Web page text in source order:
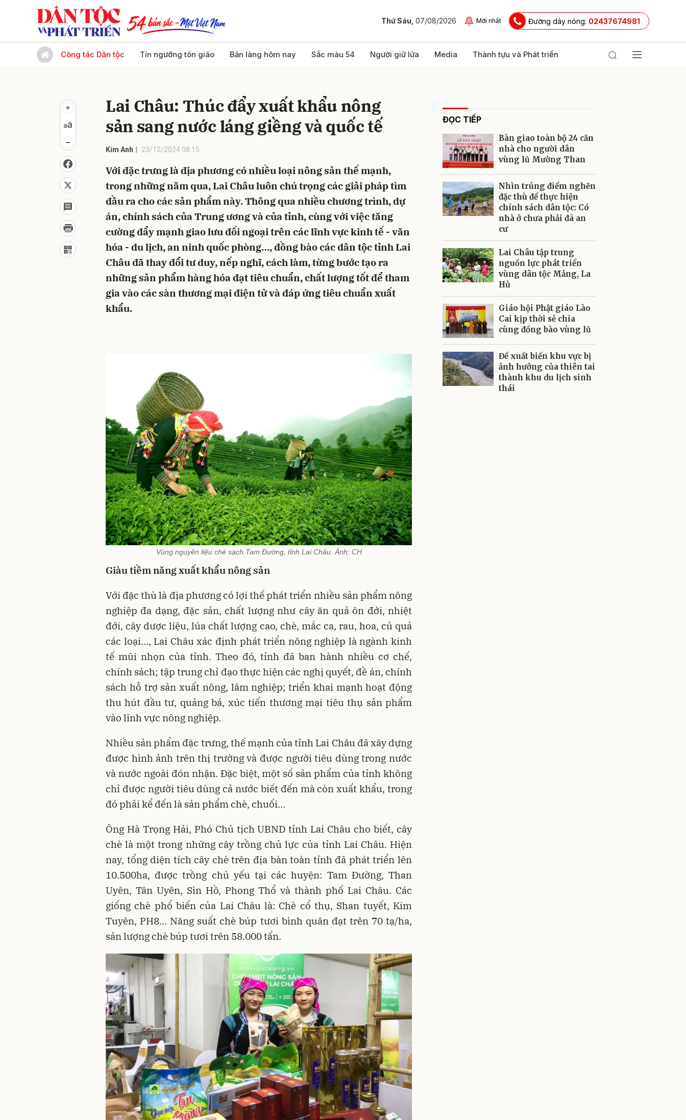
Thứ Sáu, 07/08/2026 Mới nhất Đường dây nóng: 02437674981
Công tác Dân tộc Tín ngưỡng tôn giáo Bản làng hôm nay Sắc màu 54 Người giữ lửa Media Thành tựu và Phát triển
Lai Châu: Thúc đẩy xuất khẩu nông
sản sang nước láng giềng và quốc tế
Kim Anh 23/12/2024 08:15
Với đặc trưng là địa phương có nhiều loại nông sản thế mạnh,
trong những năm qua, Lai Châu luôn chú trọng các giải pháp tìm
đầu ra cho các sản phẩm này. Thông qua nhiều chương trình, dự
án, chính sách của Trung ương và của tỉnh, cùng với việc tăng
cường đẩy mạnh giao lưu đối ngoại trên các lĩnh vực kinh tế - văn
hóa - du lịch, an ninh quốc phòng…, đồng bào các dân tộc tỉnh Lai
Châu đã thay đổi tư duy, nếp nghĩ, cách làm, từng bước tạo ra
những sản phẩm hàng hóa đạt tiêu chuẩn, chất lượng tốt để tham
gia vào các sàn thương mại điện tử và đáp ứng tiêu chuẩn xuất
khẩu.
Vùng nguyên liệu chè sạch Tam Đường, tỉnh Lai Châu. Ảnh: CH
Giàu tiềm năng xuất khẩu nông sản
Với đặc thù là địa phương có lợi thế phát triển nhiều sản phẩm nông
nghiệp đa dạng, đặc sản, chất lượng như cây ăn quả ôn đới, nhiệt
đới, cây dược liệu, lúa chất lượng cao, chè, mắc ca, rau, hoa, củ quả
các loại…, Lai Châu xác định phát triển nông nghiệp là ngành kinh
tế mũi nhọn của tỉnh. Theo đó, tỉnh đã ban hành nhiều cơ chế,
chính sách; tập trung chỉ đạo thực hiện các nghị quyết, đề án, chính
sách hỗ trợ sản xuất nông, lâm nghiệp; triển khai mạnh hoạt động
thu hút đầu tư, quảng bá, xúc tiến thương mại tiêu thụ sản phẩm
vào lĩnh vực nông nghiệp.
Nhiều sản phẩm đặc trưng, thế mạnh của tỉnh Lai Châu đã xây dựng
được hình ảnh trên thị trường và được người tiêu dùng trong nước
và nước ngoài đón nhận. Đặc biệt, một số sản phẩm của tỉnh không
chỉ được người tiêu dùng cả nước biết đến mà còn xuất khẩu, trong
đó phải kể đến là sản phẩm chè, chuối…
Ông Hà Trọng Hải, Phó Chủ tịch UBND tỉnh Lai Châu cho biết, cây
chè là một trong những cây trồng chủ lực của tỉnh Lai Châu. Hiện
nay, tổng diện tích cây chè trên địa bàn toàn tỉnh đã phát triển lên
10.500ha, được trồng chủ yếu tại các huyện: Tam Đường, Than
Uyên, Tân Uyên, Sìn Hồ, Phong Thổ và thành phố Lai Châu. Các
giống chè phổ biến của Lai Châu là: Chè cổ thụ, Shan tuyết, Kim
Tuyên, PH8... Năng suất chè búp tươi bình quân đạt trên 70 tạ/ha,
sản lượng chè búp tươi trên 58.000 tấn.
ĐỌC TIẾP
Bàn giao toàn bộ 24 căn
nhà cho người dân
vùng lũ Mường Than
Nhìn trúng điểm nghẽn
đặc thù để thực hiện
chính sách dân tộc: Có
nhà ở chưa phải đã an
cư
Lai Châu tập trung
nguồn lực phát triển
vùng dân tộc Mảng, La
Hủ
Giáo hội Phật giáo Lào
Cai kịp thời sẻ chia
cùng đồng bào vùng lũ
Đề xuất biến khu vực bị
ảnh hưởng của thiên tai
thành khu du lịch sinh
thái
Gửi bình luận
Gửi